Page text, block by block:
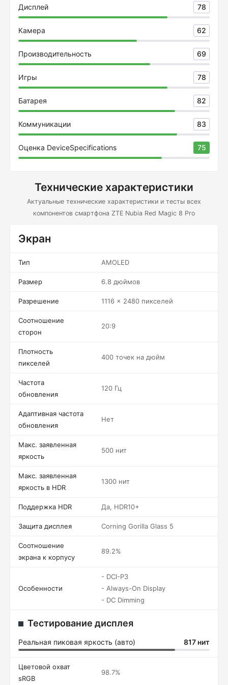
Дисплей 78
Камера 62
Производительность 69
Игры 78
Батарея 82
Коммуникации 83
Оценка DeviceSpecifications 75
Технические характеристики
Актуальные технические характеристики и тесты всех
компонентов смартфона ZTE Nubia Red Magic 8 Pro
Экран
Тип AMOLED
Размер 6.8 дюймов
Разрешение 1116 x 2480 пикселей
Соотношение
сторон
20:9
Плотность
пикселей
400 точек на дюйм
Частота
обновления
120 Гц
Адаптивная частота
обновления
Нет
Макс. заявленная
яркость
500 нит
Макс. заявленная
яркость в HDR
1300 нит
Поддержка HDR Да, HDR10+
Защита дисплея Corning Gorilla Glass 5
Соотношение
экрана к корпусу
89.2%
Особенности
- DCI-P3
- Always-On Display
- DC Dimming
Тестирование дисплея
Реальная пиковая яркость (авто) 817 нит
Цветовой охват
sRGB
98.7%